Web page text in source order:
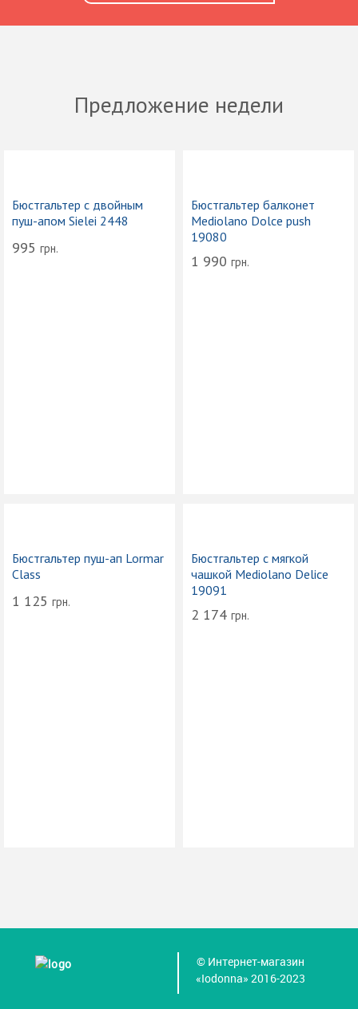
Предложение недели
Бюстгальтер с двойным
пуш-апом Sielei 2448
995 грн.
Бюстгальтер балконет
Mediolano Dolce push
19080
1 990 грн.
Бюстгальтер пуш-ап Lormar
Class
1 125 грн.
Бюстгальтер с мягкой
чашкой Mediolano Delice
19091
2 174 грн.
© Интернет-магазин
«Iodonna» 2016-2023